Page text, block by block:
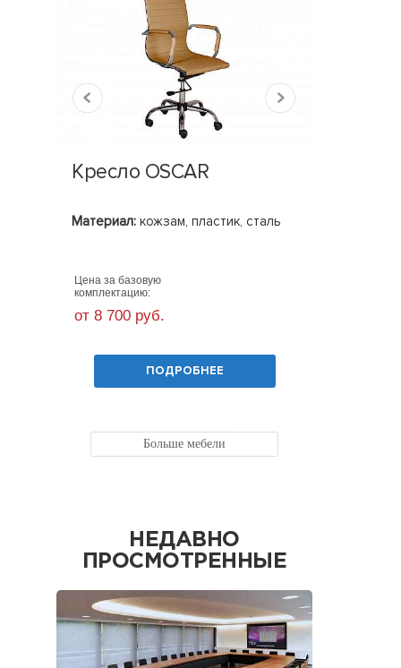
Кресло OSCAR
Материал: кожзам, пластик, сталь
Цена за базовую
комплектацию:
от 8 700 руб.
ПОДРОБНЕЕ
Больше мебели
НЕДАВНО
ПРОСМОТРЕННЫЕ